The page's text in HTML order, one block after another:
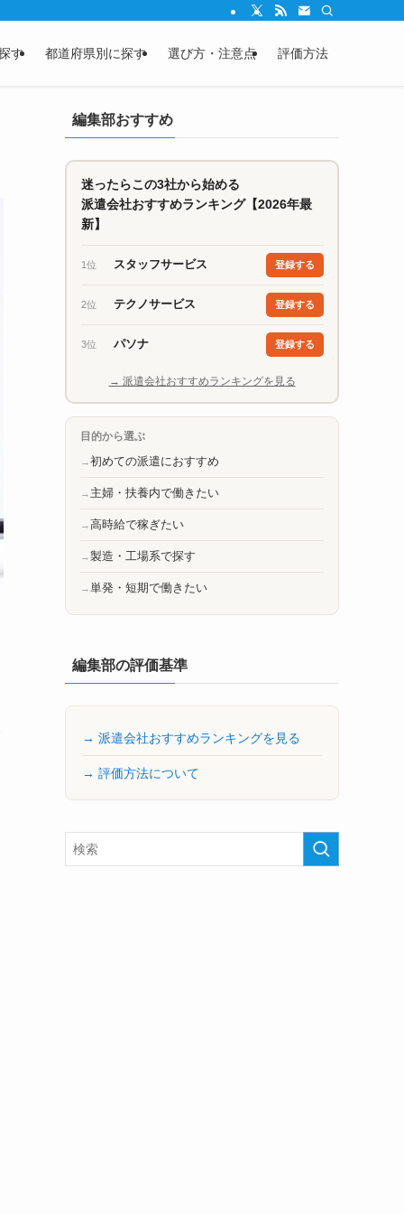
す 都道府県別に探す 選び方・注意点 評価方法
編集部おすすめ
迷ったらこの3社から始める
派遣会社おすすめランキング【2026年最
新】
1位 スタッフサービス 登録する
2位 テクノサービス 登録する
3位 パソナ 登録する
→ 派遣会社おすすめランキングを見る
目的から選ぶ
初めての派遣におすすめ
主婦・扶養内で働きたい
高時給で稼ぎたい
製造・工場系で探す
単発・短期で働きたい
編集部の評価基準
→ 派遣会社おすすめランキングを見る
→ 評価方法について